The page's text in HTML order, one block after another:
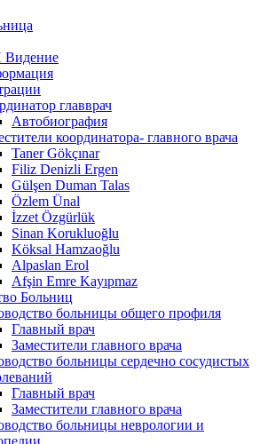
главврач
Автобиография
координатора- главного врача
Taner Gökçınar
Filiz Denizli Ergen
Gülşen Duman Talas
Özlem Ünal
İzzet Özgürlük
Sinan Korukluoğlu
Köksal Hamzaoğlu
Alpaslan Erol
Afşin Emre Kayıpmaz
Больниц
больницы общего профиля
Главный врач
Заместители главного врача
больницы сердечно сосудистых
Главный врач
Заместители главного врача
больницы неврологии и